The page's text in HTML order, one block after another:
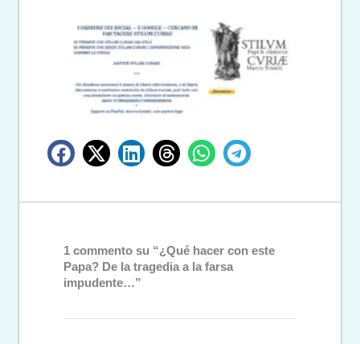
1 commento su “¿Qué hacer con este
Papa? De la tragedia a la farsa
impudente…”